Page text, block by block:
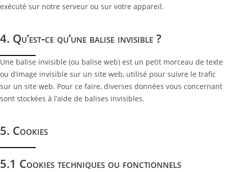
exécuté sur notre serveur ou sur votre appareil.
4. Qu’est-ce qu’une balise invisible ?
Une balise invisible (ou balise web) est un petit morceau de texte
ou d’image invisible sur un site web, utilisé pour suivre le trafic
sur un site web. Pour ce faire, diverses données vous concernant
sont stockées à l’aide de balises invisibles.
5. Cookies
5.1 Cookies techniques ou fonctionnels